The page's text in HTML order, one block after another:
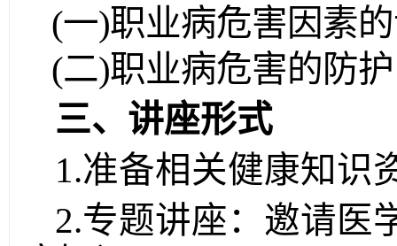
(一)职业病危害因素
(二)职业病危害的防护
三、讲座形式
1.准备相关健康知识
2.专题讲座：邀请医